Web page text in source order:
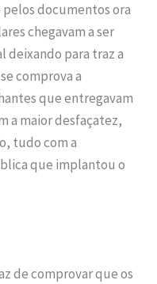
documentos ora
chegavam a ser
deixando para traz a
comprova a
que entregavam
a maior desfaçatez,
tudo com a
que implantou o
de comprovar que os